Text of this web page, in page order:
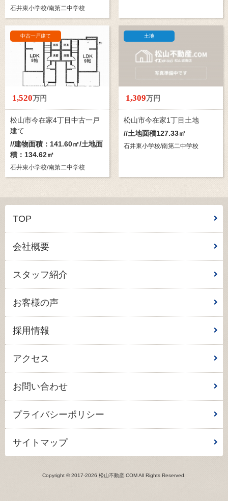
石井東小学校/南第二中学校
中古一戸建て
1,520万円
松山市今在家4丁目中古一戸
建て
//建物面積：141.60㎡/土地面
積：134.62㎡
石井東小学校/南第二中学校
土地
1,309万円
松山市今在家1丁目土地
//土地面積127.33㎡
石井東小学校/南第二中学校
TOP
会社概要
スタッフ紹介
お客様の声
採用情報
アクセス
お問い合わせ
プライバシーポリシー
サイトマップ
Copyright © 2017-2026 松山不動産.COM All Rights Reserved.